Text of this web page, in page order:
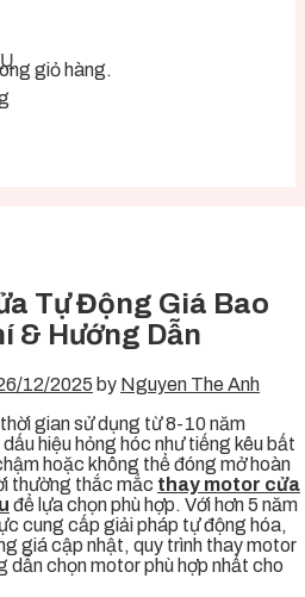
giỏ hàng.
Tự Động Giá Bao
& Hướng Dẫn
12/2025 by Nguyen The Anh
gian sử dụng từ 8-10 năm
hiệu hỏng hóc như tiếng kêu bất
hoặc không thể đóng mở hoàn
thường thắc mắc thay motor cửa
để lựa chọn phù hợp. Với hơn 5 năm
cung cấp giải pháp tự động hóa,
giá cập nhật, quy trình thay motor
dẫn chọn motor phù hợp nhất cho